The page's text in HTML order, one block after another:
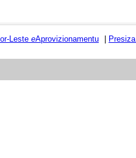
Leste eAprovizionamentu